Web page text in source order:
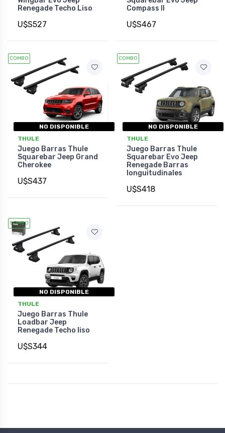
Renegade Techo Liso
U$S527
Compass II
U$S467
COMBO
NO DISPONIBLE
THULE
Juego Barras Thule
Squarebar Jeep Grand
Cherokee
U$S437
COMBO
NO DISPONIBLE
THULE
Juego Barras Thule
Squarebar Evo Jeep
Renegade Barras
longuitudinales
U$S418
COMBO
NO DISPONIBLE
THULE
Juego Barras Thule
Loadbar Jeep
Renegade Techo liso
U$S344